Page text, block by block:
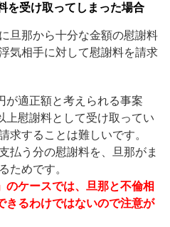
を受け取ってしまった場合
旦那から十分な金額の慰謝料
気相手に対して慰謝料を請求
が適正額と考えられる事案
上慰謝料として受け取ってい
求することは難しいです。
払う分の慰謝料を、旦那がま
ためです。
のケースでは、旦那と不倫相
きるわけではないので注意が